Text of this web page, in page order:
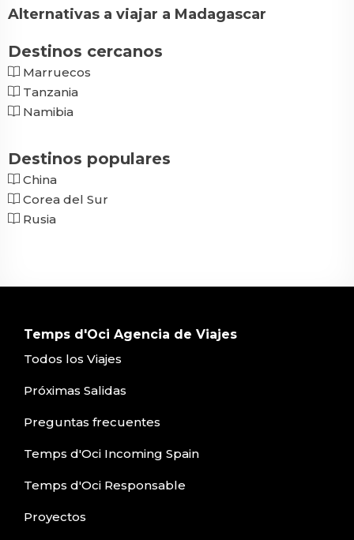
Alternativas a viajar a Madagascar
Destinos cercanos
Marruecos
Tanzania
Namibia
Destinos populares
China
Corea del Sur
Rusia
Temps d'Oci Agencia de Viajes
Todos los Viajes
Próximas Salidas
Preguntas frecuentes
Temps d'Oci Incoming Spain
Temps d'Oci Responsable
Proyectos